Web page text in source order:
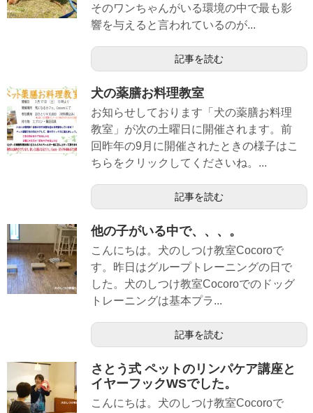
そのワンちゃんがいる環境の中で最も影
響を与えると言われているのが...
記事を読む
犬の薬膳お料理教室
お知らせしております「犬の薬膳お料理
教室」が次の土曜日に開催されます。前
回昨年の9月に開催されたときの様子はこ
ちらをクリックしてくださいね。...
記事を読む
他の子がいる中で、、、。
こんにちは。犬のしつけ教室Cocoroで
す。昨日はグループトレーニングの日で
した。犬のしつけ教室Cocoroでのドッグ
トレーニングは基本プラ...
記事を読む
さとう式 ペットのリンパケア講座と
イヤーフックWSでした。
こんにちは。犬のしつけ教室Cocoroで